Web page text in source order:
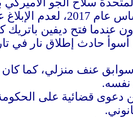
لمنفذ الهجوم.
26 شخصا وأصيب 22 آخرون عندما
عنف منزلي، كما كان
نفسه.
دعوى قضائية على